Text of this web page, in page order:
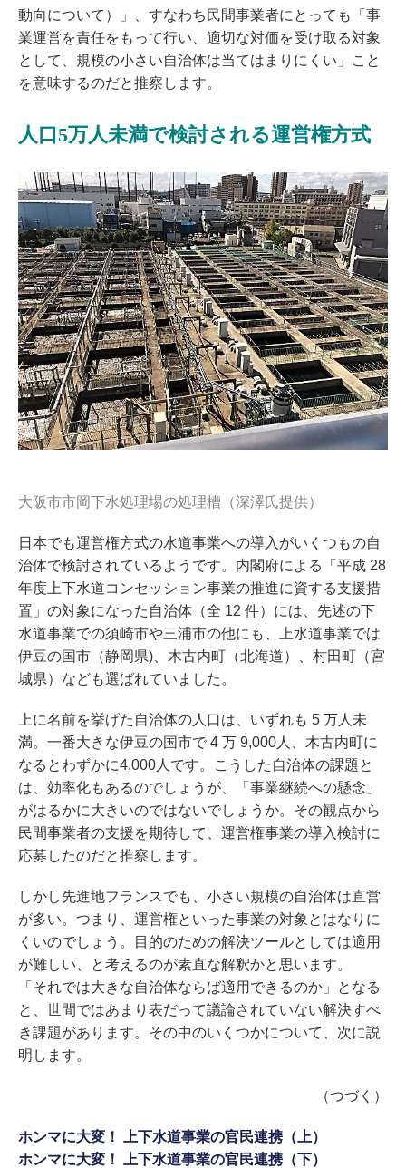
動向について）」、すなわち民間事業者にとっても「事
業運営を責任をもって行い、適切な対価を受け取る対象
として、規模の小さい自治体は当てはまりにくい」こと
を意味するのだと推察します。
人口5万人未満で検討される運営権方式
大阪市市岡下水処理場の処理槽（深澤氏提供）
日本でも運営権方式の水道事業への導入がいくつもの自
治体で検討されているようです。内閣府による「平成 28
年度上下水道コンセッション事業の推進に資する支援措
置」の対象になった自治体（全 12 件）には、先述の下
水道事業での須崎市や三浦市の他にも、上水道事業では
伊豆の国市（静岡県)、木古内町（北海道）、村田町（宮
城県）なども選ばれていました。
上に名前を挙げた自治体の人口は、いずれも 5 万人未
満。一番大きな伊豆の国市で 4 万 9,000人、木古内町に
なるとわずかに4,000人です。こうした自治体の課題と
は、効率化もあるのでしょうが、「事業継続への懸念」
がはるかに大きいのではないでしょうか。その観点から
民間事業者の支援を期待して、運営権事業の導入検討に
応募したのだと推察します。
しかし先進地フランスでも、小さい規模の自治体は直営
が多い。つまり、運営権といった事業の対象とはなりに
くいのでしょう。目的のための解決ツールとしては適用
が難しい、と考えるのが素直な解釈かと思います。
「それでは大きな自治体ならば適用できるのか」となる
と、世間ではあまり表だって議論されていない解決すべ
き課題があります。その中のいくつかについて、次に説
明します。
（つづく）
ホンマに大変！ 上下水道事業の官民連携（上）
ホンマに大変！ 上下水道事業の官民連携（下）